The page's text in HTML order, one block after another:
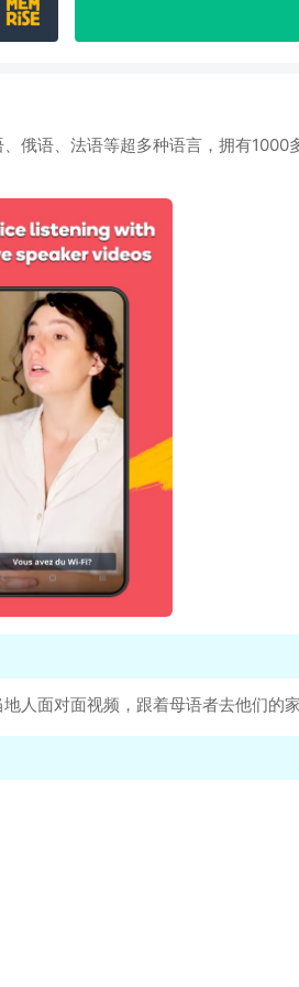
语、法语等超多种语言，拥有
人面对面视频，跟着母语者去他们的